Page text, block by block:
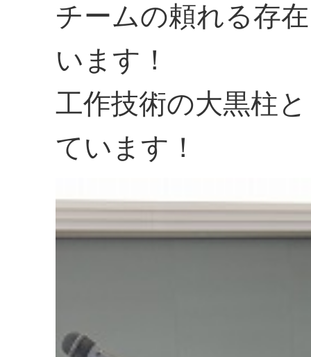
チームの頼れる存
います！
工作技術の大黒柱
ています！